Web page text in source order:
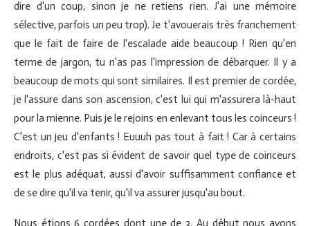
dire d'un coup, sinon je ne retiens rien. J'ai une mémoire
sélective, parfois un peu trop). Je t'avouerais très franchement
que le fait de faire de l'escalade aide beaucoup ! Rien qu'en
terme de jargon, tu n'as pas l'impression de débarquer. Il y a
beaucoup de mots qui sont similaires. Il est premier de cordée,
je l'assure dans son ascension, c'est lui qui m'assurera là-haut
pour la mienne. Puis je le rejoins en enlevant tous les coinceurs !
C'est un jeu d'enfants ! Euuuh pas tout à fait ! Car à certains
endroits, c'est pas si évident de savoir quel type de coinceurs
est le plus adéquat, aussi d'avoir suffisamment confiance et
de se dire qu'il va tenir, qu'il va assurer jusqu'au bout.
Nous étions 6 cordées dont une de 3. Au début nous avons